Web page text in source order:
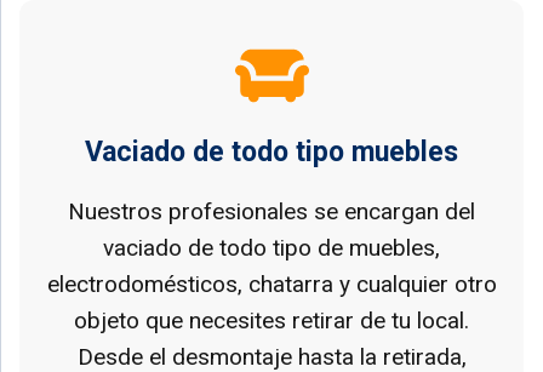
Vaciado de todo tipo muebles
Nuestros profesionales se encargan del
vaciado de todo tipo de muebles,
electrodomésticos, chatarra y cualquier otro
objeto que necesites retirar de tu local.
Desde el desmontaje hasta la retirada,